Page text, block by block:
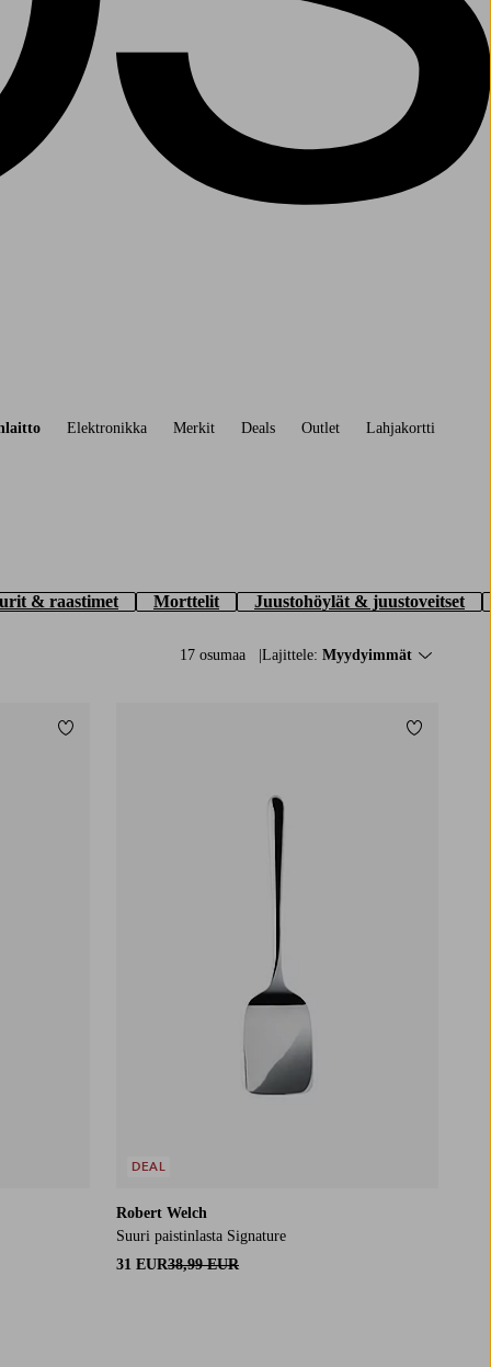
Elektronikka Merkit Deals Outlet Lahjakortti
& raastimet Morttelit Juustohöylät & juustoveitset
17 osumaa Lajittele: Myydyimmät
Lisää suosikkeihin
Robert Welch
Suuri paistinlasta Signature
31 EUR38,99 EUR
DEAL
Lisää